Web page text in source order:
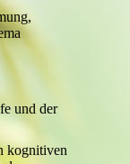
und der
kognitiven